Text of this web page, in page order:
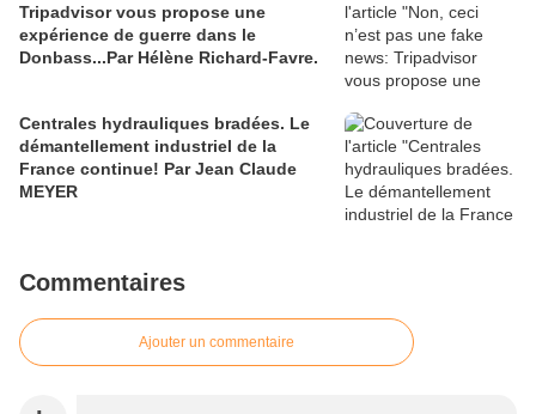
Tripadvisor vous propose une
expérience de guerre dans le
Donbass...Par Hélène Richard-Favre.
Centrales hydrauliques bradées. Le
démantellement industriel de la
France continue! Par Jean Claude
MEYER
Commentaires
Ajouter un commentaire